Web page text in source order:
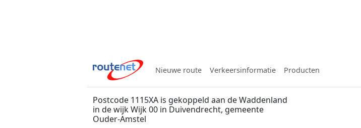
Nieuwe route Verkeersinformatie Producten
Postcode 1115XA is gekoppeld aan de Waddenland
in de wijk Wijk 00 in Duivendrecht, gemeente
Ouder-Amstel